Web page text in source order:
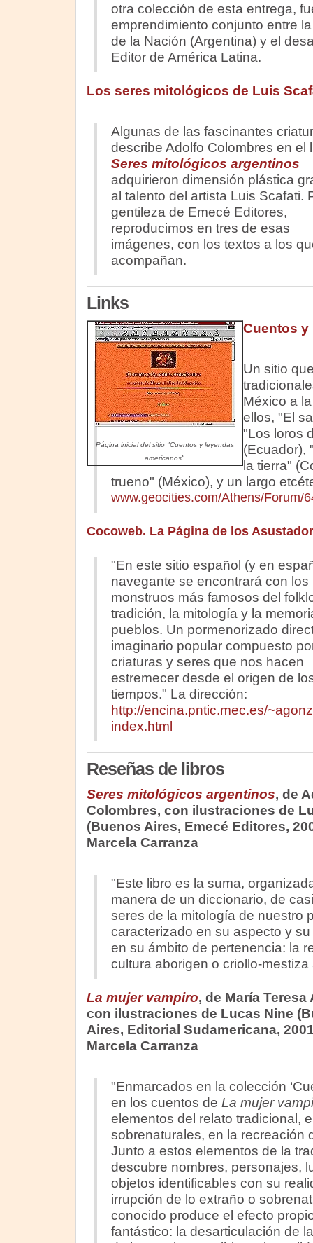
otra colección de esta entrega,
emprendimiento conjunto entre
de la Nación (Argentina) y el
Editor de América Latina.
Los seres mitológicos de Luis
Algunas de las fascinantes
describe Adolfo Colombres en el
Seres mitológicos argentinos
adquirieron dimensión plástica
al talento del artista Luis Scafati.
gentileza de Emecé Editores,
reproducimos en tres de esas
imágenes, con los textos a los
acompañan.
Links
Página inicial del sitio "Cuentos y leyendas
americanos"
Cuentos y
Un sitio
México a
ellos, "El
"Los loros
(Ecuador),
la tierra"
trueno" (México), y un largo
www.geocities.com/Athens/Forum/
Cocoweb. La Página de los
"En este sitio español (y en
navegante se encontrará con los
monstruos más famosos del
tradición, la mitología y la
pueblos. Un pormenorizado
imaginario popular compuesto
criaturas y seres que nos hacen
estremecer desde el origen de
tiempos." La dirección:
http://encina.pntic.mec.es/
index.html
Reseñas de libros
Seres mitológicos argentinos, de
Colombres, con ilustraciones de
(Buenos Aires, Emecé Editores,
Marcela Carranza
"Este libro es la suma,
manera de un diccionario, de
seres de la mitología de nuestro
caracterizado en su aspecto y
en su ámbito de pertenencia: la
cultura aborigen o criollo-
La mujer vampiro, de María Teresa
con ilustraciones de Lucas Nine
Aires, Editorial Sudamericana,
Marcela Carranza
"Enmarcados en la colección
en los cuentos de La mujer
elementos del relato tradicional,
sobrenaturales, en la recreación
Junto a estos elementos de la
descubre nombres, personajes,
objetos identificables con su
irrupción de lo extraño o
conocido produce el efecto
fantástico: la desarticulación de